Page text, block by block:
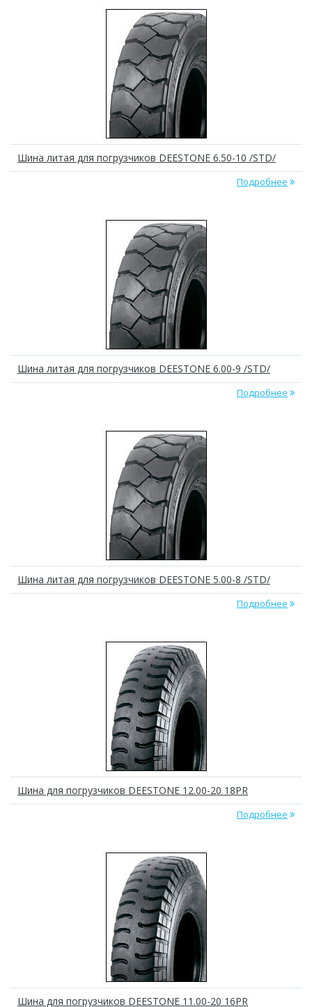
Шина литая для погрузчиков DEESTONE 6.50-10 /STD/
Подробнее
Шина литая для погрузчиков DEESTONE 6.00-9 /STD/
Подробнее
Шина литая для погрузчиков DEESTONE 5.00-8 /STD/
Подробнее
Шина для погрузчиков DEESTONE 12.00-20 18PR
Подробнее
Шина для погрузчиков DEESTONE 11.00-20 16PR